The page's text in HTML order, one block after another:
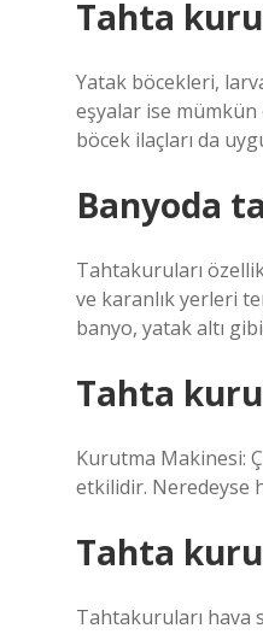
Tahta
Yatak böcekleri,
eşyalar ise mümkün
böcek ilaçları da
Banyoda
Tahtakuruları
ve karanlık yerleri
banyo, yatak altı
Tahta
Kurutma Makinesi:
etkilidir. Neredeyse
Tahta
Tahtakuruları hava